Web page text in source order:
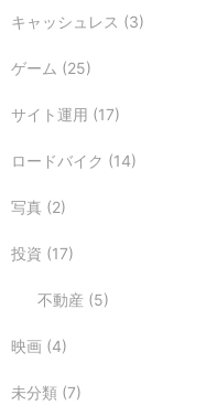
キャッシュレス (3)
ゲーム (25)
サイト運用 (17)
ロードバイク (14)
写真 (2)
投資 (17)
不動産 (5)
映画 (4)
未分類 (7)